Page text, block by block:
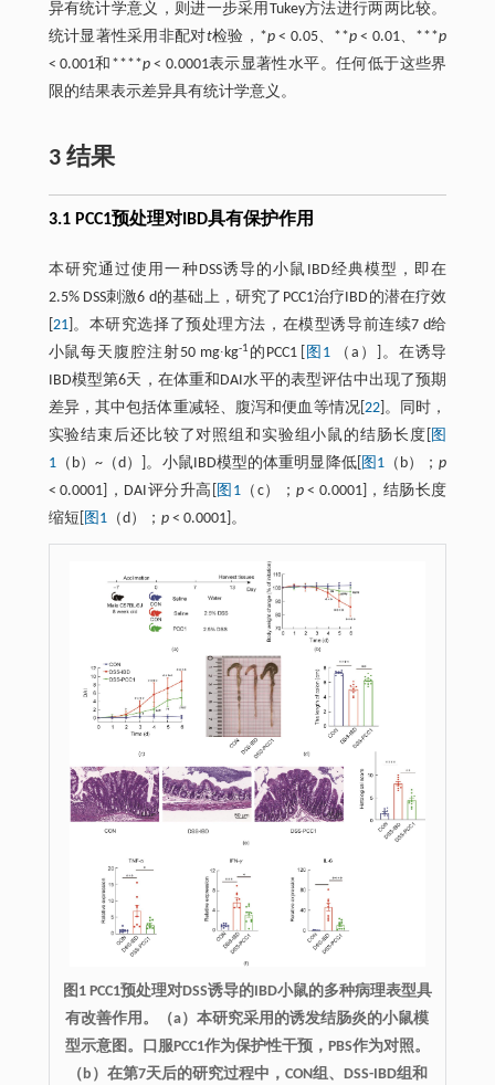
异有统计学意义，则进一步采用Tukey方法进行两两比较。
统计显著性采用非配对t检验，*p< 0.05、**p < 0.01、***p
< 0.001和****p< 0.0001表示显著性水平。任何低于这些界
限的结果表示差异具有统计学意义。
3 结果
3.1 PCC1预处理对IBD具有保护作用
本研究通过使用一种DSS诱导的小鼠IBD经典模型，即在
2.5% DSS刺激6 d的基础上，研究了PCC1治疗IBD的潜在疗效
21]。本研究选择了预处理方法，在模型诱导前连续7 d给
小鼠每天腹腔注射50 mg∙kg-1 的PCC1 [ 图1 （a）]。在诱导
IBD模型第6天，在体重和DAI水平的表型评估中出现了预期
差异，其中包括体重减轻、腹泻和便血等情况[ 22]。同时，
实验结束后还比较了对照组和实验组小鼠的结肠长度[ 图
1（b）~（d）]。小鼠IBD模型的体重明显降低[ 图1 （b）；p
< 0.0001]，DAI评分升高[ 图1（c）； p< 0.0001]，结肠长度
缩短[ 图1（d）； p< 0.0001]。
图1 PCC1预处理对DSS诱导的IBD小鼠的多种病理表型具
有改善作用。（a）本研究采用的诱发结肠炎的小鼠模
型示意图。口服PCC1作为保护性干预，PBS作为对照。
（b）在第7天后的研究过程中，CON组、DSS-IBD组和